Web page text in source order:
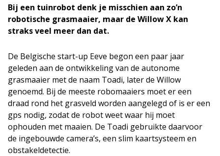
Bij een tuinrobot denk je misschien aan zo’n
robotische grasmaaier, maar de Willow X kan
straks veel meer dan dat.
De Belgische start-up Eeve begon een paar jaar
geleden aan de ontwikkeling van de autonome
grasmaaier met de naam Toadi, later de Willow
genoemd. Bij de meeste robomaaiers moet er een
draad rond het grasveld worden aangelegd of is er een
gps nodig, zodat de robot weet waar hij moet
ophouden met maaien. De Toadi gebruikte daarvoor
de ingebouwde camera’s, een slim kaartsysteem en
obstakeldetectie.